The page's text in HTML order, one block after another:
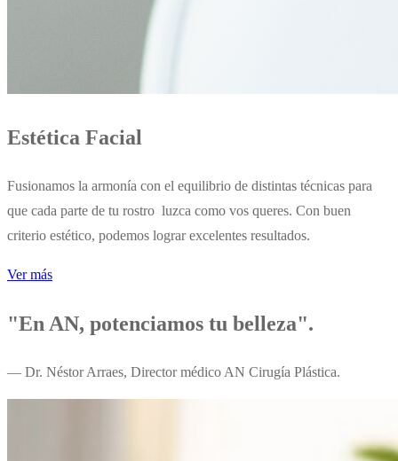
Estética Facial
Fusionamos la armonía con el equilibrio de distintas técnicas para
que cada parte de tu rostro luzca como vos queres. Con buen
criterio estético, podemos lograr excelentes resultados.
Ver más
"En AN, potenciamos tu belleza".
— Dr. Néstor Arraes, Director médico AN Cirugía Plástica.